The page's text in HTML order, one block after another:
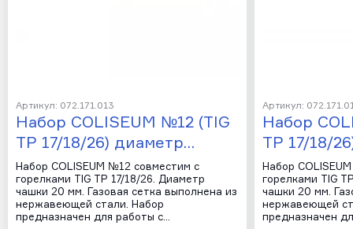
Артикул: 072.171.013
Набор COLISEUM №12 (TIG
TP 17/18/26) диаметр…
Набор COLISEUM №12 совместим с
горелками TIG TP 17/18/26. Диаметр
чашки 20 мм. Газовая сетка выполнена из
нержавеющей стали. Набор
предназначен для работы с…
Артикул:
Набор
TP 17/18/
Набор
горелками TIG
чашки 20 мм.
нержавеющей
предназначен